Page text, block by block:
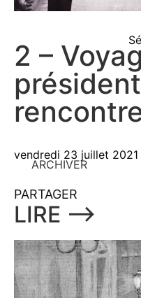
2 –
vendredi 23 juillet 2021
ARCHIVER
PARTAGER
LIRE ⟶